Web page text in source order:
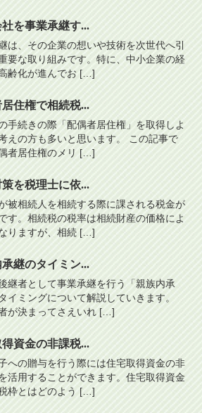
を事業承継す...
は、その企業の想いや技術を次世代へ引
要な取り組みです。特に、中小企業の経
齢化が進んでお […]
住権で相続税...
手続きの際「配偶者居住権」を取得しよ
えの方も多いと思います。 この記事で
者居住権のメリ […]
を税理士に依...
被相続人を相続する際に課される税金が
す。相続税の税率は相続財産の価格によ
りますが、相続 […]
継のタイミン...
継者として事業承継を行う「親族内承
イミングについて解説していきます。
者が決まってさえいれ […]
資金の非課税...
への贈与を行う際には住宅取得資金の非
活用することができます。住宅取得資金
枠とはどのよう […]